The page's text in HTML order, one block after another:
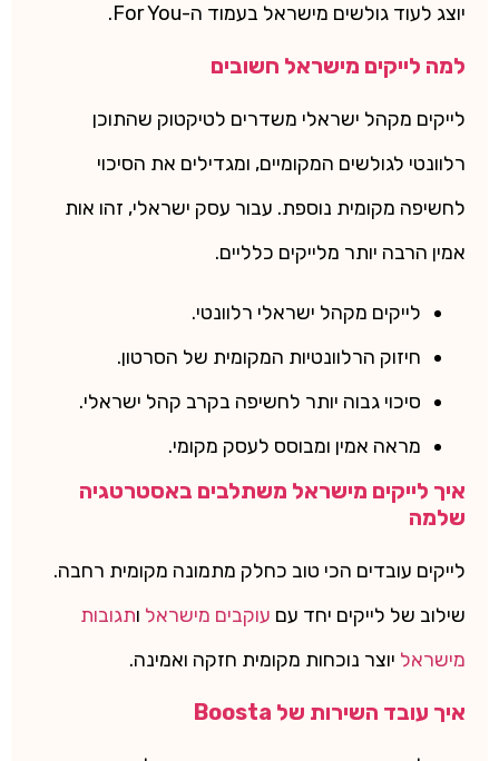
יוצג לעוד גולשים מישראל בעמוד ה-For You.
למה לייקים מישראל חשובים
לייקים מקהל ישראלי משדרים לטיקטוק שהתוכן
רלוונטי לגולשים המקומיים, ומגדילים את הסיכוי
לחשיפה מקומית נוספת. עבור עסק ישראלי, זהו אות
אמין הרבה יותר מלייקים כלליים.
לייקים מקהל ישראלי רלוונטי.
חיזוק הרלוונטיות המקומית של הסרטון.
סיכוי גבוה יותר לחשיפה בקרב קהל ישראלי.
מראה אמין ומבוסס לעסק מקומי.
איך לייקים מישראל משתלבים באסטרטגיה
שלמה
לייקים עובדים הכי טוב כחלק מתמונה מקומית רחבה.
שילוב של לייקים יחד עם עוקבים מישראל ותגובות
מישראל יוצר נוכחות מקומית חזקה ואמינה.
איך עובד השירות של Boosta